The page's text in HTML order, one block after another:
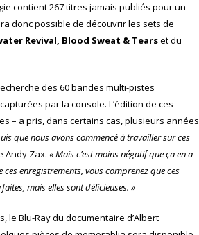
contient 267 titres jamais publiés pour un
donc possible de découvrir les sets de
Revival, Blood Sweat & Tearset du
des 60 bandes multi-pistes
par la console. L’édition de ces
– a pris, dans certains cas, plusieurs années
que nous avons commencé à travailler sur ces
Andy Zax. « Mais c’est moins négatif que ça en a
enregistrements, vous comprenez que ces
mais elles sont délicieuses. »
le Blu-Ray du documentaire d’Albert